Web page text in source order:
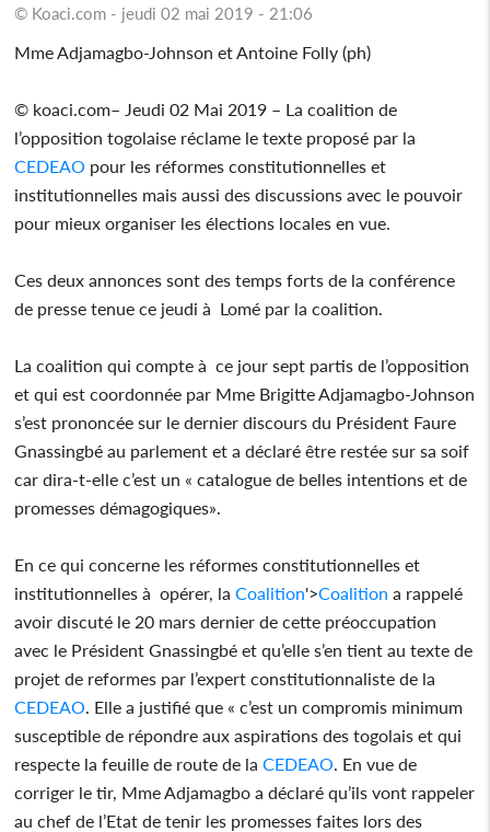
© Koaci.com - jeudi 02 mai 2019 - 21:06
Mme Adjamagbo-Johnson et Antoine Folly (ph)
© koaci.com– Jeudi 02 Mai 2019 – La coalition de
l’opposition togolaise réclame le texte proposé par la
CEDEAO pour les réformes constitutionnelles et
institutionnelles mais aussi des discussions avec le pouvoir
pour mieux organiser les élections locales en vue.
Ces deux annonces sont des temps forts de la conférence
de presse tenue ce jeudi à Lomé par la coalition.
La coalition qui compte à ce jour sept partis de l’opposition
et qui est coordonnée par Mme Brigitte Adjamagbo-Johnson
s’est prononcée sur le dernier discours du Président Faure
Gnassingbé au parlement et a déclaré être restée sur sa soif
car dira-t-elle c’est un « catalogue de belles intentions et de
promesses démagogiques».
En ce qui concerne les réformes constitutionnelles et
institutionnelles à opérer, laCoalition'>Coalition a rappelé
avoir discuté le 20 mars dernier de cette préoccupation
avec le Président Gnassingbé et qu’elle s’en tient au texte de
projet de reformes par l’expert constitutionnaliste de la
CEDEAO . Elle a justifié que « c’est un compromis minimum
susceptible de répondre aux aspirations des togolais et qui
respecte la feuille de route de laCEDEAO . En vue de
corriger le tir, Mme Adjamagbo a déclaré qu’ils vont rappeler
au chef de l’Etat de tenir les promesses faites lors des